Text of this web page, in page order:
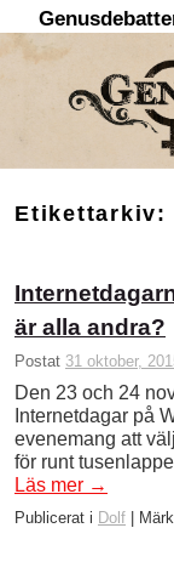
Etikettarkiv:
är alla andra?
Postat 31 oktober,
Den 23 och 24
Internetdagar på
evenemang att
för runt
Läs mer →
Publicerat i Dolf